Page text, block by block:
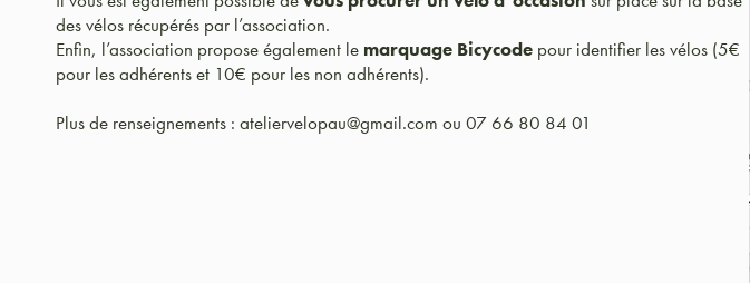
des vélos récupérés par l’association.
Enfin, l’association propose également le marquage Bicycode pour identifier les vélos (5€
pour les adhérents et 10€ pour les non adhérents).
Plus de renseignements : ateliervelopau@gmail.com ou 07 66 80 84 01